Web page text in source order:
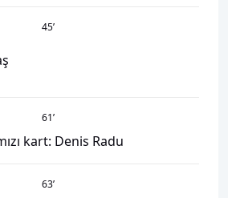
45’
61’
kart: Denis Radu
63’